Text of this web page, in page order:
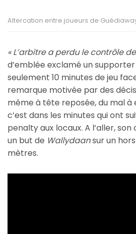
Altercation entre joueurs de
« L’arbitre a perdu le contrôle
d’emblée exclamé un supporter
seulement 10 minutes de jeu
remarque motivée par des
même à tête reposée, du mal à
c’est dans les minutes qui ont
penalty aux locaux. A l’aller,
un but de Wallydaansur un
mètres.